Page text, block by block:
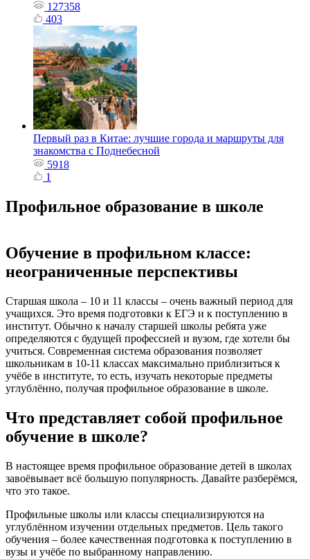
127358
403
Первый раз в Китае: лучшие города и маршруты для
знакомства с Поднебесной
5918
1
Профильное образование в школе
Обучение в профильном классе:
неограниченные перспективы
Старшая школа – 10 и 11 классы – очень важный период для
учащихся. Это время подготовки к ЕГЭ и к поступлению в
институт. Обычно к началу старшей школы ребята уже
определяются с будущей профессией и вузом, где хотели бы
учиться. Современная система образования позволяет
школьникам в 10-11 классах максимально приблизиться к
учёбе в институте, то есть, изучать некоторые предметы
углублённо, получая профильное образование в школе.
Что представляет собой профильное
обучение в школе?
В настоящее время профильное образование детей в школах
завоёвывает всё большую популярность. Давайте разберёмся,
что это такое.
Профильные школы или классы специализируются на
углублённом изучении отдельных предметов. Цель такого
обучения – более качественная подготовка к поступлению в
вузы и учёбе по выбранному направлению.